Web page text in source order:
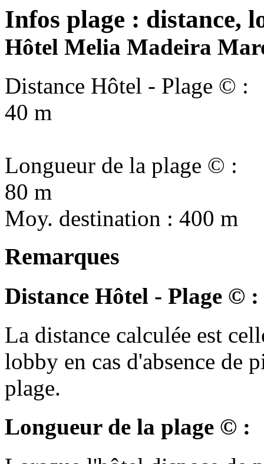
Infos plage : distance,
Hôtel Melia Madeira
Distance Hôtel - Plage © :
40 m
Longueur de la plage © :
80 m
Moy. destination : 400 m
Remarques
Distance Hôtel - Plage © :
La distance calculée est
lobby en cas d'absence de
plage.
Longueur de la plage © :